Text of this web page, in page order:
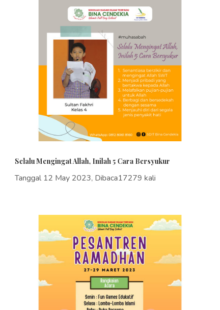
Selalu Mengingat Allah, Inilah 5 Cara Bersyukur
Tanggal 12 May 2023, Dibaca17279 kali